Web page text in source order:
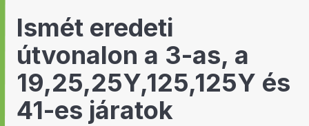
Ismét eredeti
útvonalon a 3-as, a
19,25,25Y,125,125Y és
41-es járatok